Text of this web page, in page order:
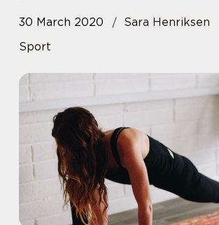
30 March 2020
Sara Henriksen
Sport